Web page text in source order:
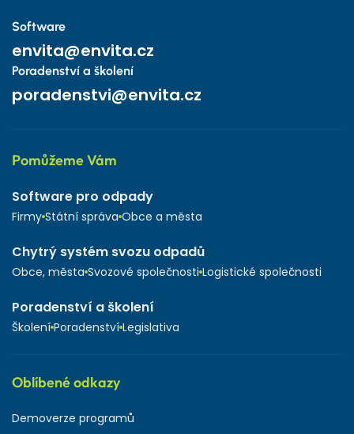
Software
envita@envita.cz
Poradenství a školení
poradenstvi@envita.cz
Pomůžeme Vám
Software pro odpady
Firmy Státní správa Obce a města
Chytrý systém svozu odpadů
Obce, města Svozové společnosti Logistické společnosti
Poradenství a školení
Školení Poradenství Legislativa
Oblíbené odkazy
Demoverze programů